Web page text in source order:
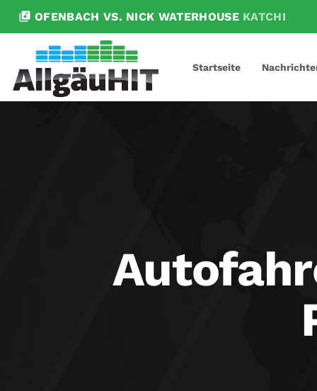
library_music OFENBACH VS. NICK WATERHOUSE KATCHI
Startseite